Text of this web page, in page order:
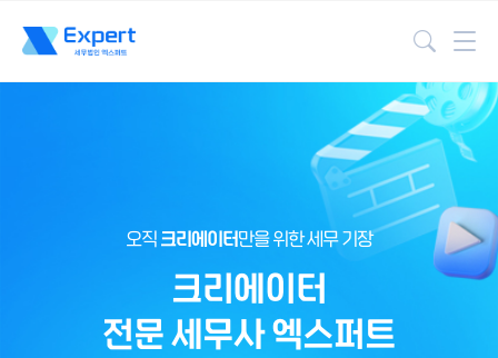
검색
오직크리에이터만을 위한 세무 기장
크리에이터
전문 세무사 엑스퍼트